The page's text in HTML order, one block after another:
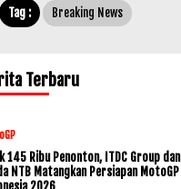
Tag : Breaking News
Terbaru
145 Ribu Penonton, ITDC Group dan
NTB Matangkan Persiapan MotoGP